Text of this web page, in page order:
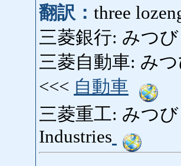
翻訳： three
三菱銀行: みつ
三菱自動車: み
<<< 自動車
三菱重工: みつ
Industries